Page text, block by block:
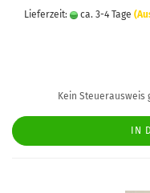
Lieferzeit: ca. 3-4 Tage
Kein Steuerausweis
IN